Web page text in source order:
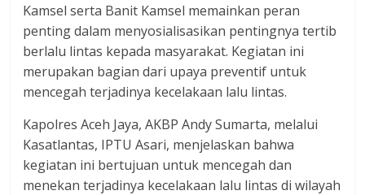
Kamsel serta Banit Kamsel memainkan peran
penting dalam menyosialisasikan pentingnya tertib
berlalu lintas kepada masyarakat. Kegiatan ini
merupakan bagian dari upaya preventif untuk
mencegah terjadinya kecelakaan lalu lintas.
Kapolres Aceh Jaya, AKBP Andy Sumarta, melalui
Kasatlantas, IPTU Asari, menjelaskan bahwa
kegiatan ini bertujuan untuk mencegah dan
menekan terjadinya kecelakaan lalu lintas di wilayah